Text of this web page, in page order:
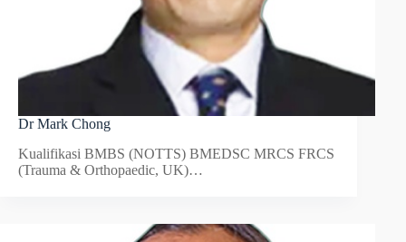
Dr Mark Chong
Kualifikasi BMBS (NOTTS) BMEDSC MRCS FRCS
(Trauma & Orthopaedic, UK)…